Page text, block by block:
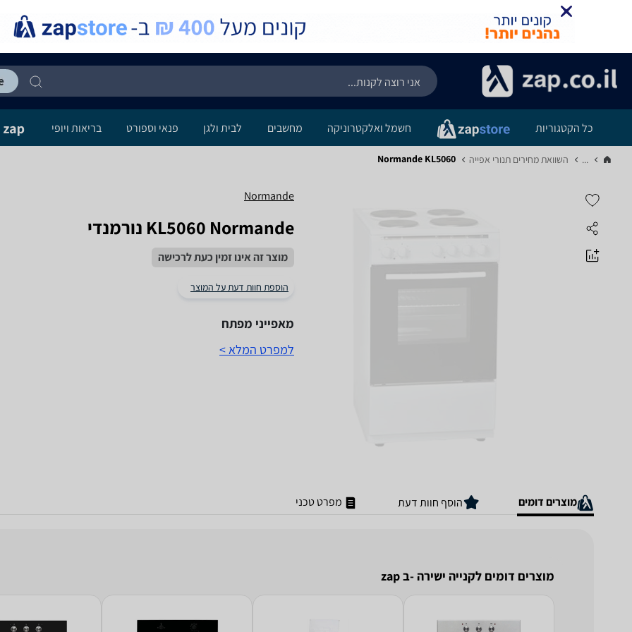
כל הקטגוריות חשמל ואלקטרוניקה מחשבים לבית ולגן פנאי וספורט בריאות ויופי
... השוואת מחירים תנורי אפייה‏ Normande KL5060
Normande
KL5060 Normande נורמנדי
מוצר זה אינו זמין כעת לרכישה
הוספת חוות דעת על המוצר
מאפייני מפתח
למפרט המלא >
מוצרים דומים הוסף חוות דעת מפרט טכני
מוצרים דומים לקנייה ישירה -ב zap